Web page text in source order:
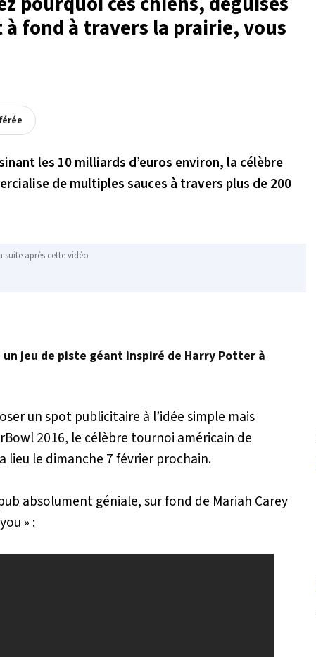
fond à travers la prairie, vous
les 10 milliards d’euros environ, la célèbre
de multiples sauces à travers plus de 200
suite après cette vidéo
jeu de piste géant inspiré de Harry Potter à
un spot publicitaire à l’idée simple mais
2016, le célèbre tournoi américain de
le dimanche 7 février prochain.
absolument géniale, sur fond de Mariah Carey
» :